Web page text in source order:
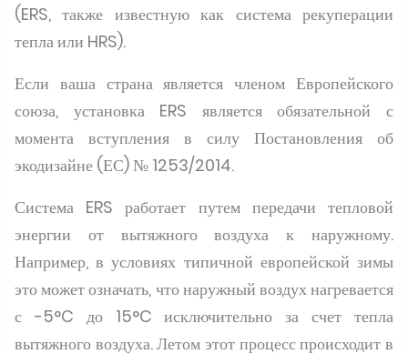
(ERS, также известную как система рекуперации
тепла или HRS).
Если ваша страна является членом Европейского
союза, установка ERS является обязательной с
момента вступления в силу Постановления об
экодизайне (ЕС) № 1253/2014.
Система ERS работает путем передачи тепловой
энергии от вытяжного воздуха к наружному.
Например, в условиях типичной европейской зимы
это может означать, что наружный воздух нагревается
с -5°C до 15°C исключительно за счет тепла
вытяжного воздуха. Летом этот процесс происходит в